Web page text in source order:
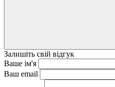
Залишіть свій відгук
Ваше ім'я
Ваш email